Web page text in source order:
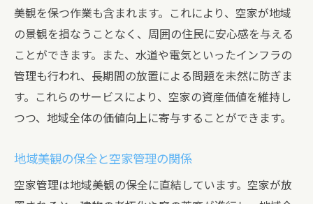
美観を保つ作業も含まれます。これにより、空家が地域
の景観を損なうことなく、周囲の住民に安心感を与える
ことができます。また、水道や電気といったインフラの
管理も行われ、長期間の放置による問題を未然に防ぎま
す。これらのサービスにより、空家の資産価値を維持し
つつ、地域全体の価値向上に寄与することができます。
地域美観の保全と空家管理の関係
空家管理は地域美観の保全に直結しています。空家が放